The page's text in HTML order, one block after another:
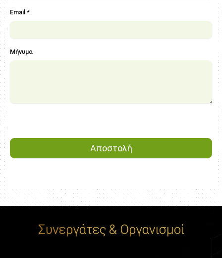
Email *
Μήνυμα
Συνεργάτες & Οργανισμοί